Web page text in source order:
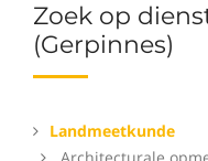
Zoek op
(Gerpinnes)
Landmeetkunde